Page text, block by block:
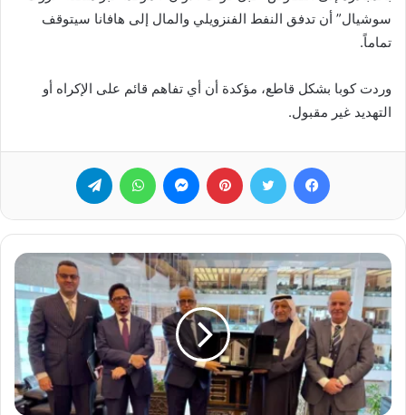
سوشيال” أن تدفق النفط الفنزويلي والمال إلى هافانا سيتوقف
تماماً.
وردت كوبا بشكل قاطع، مؤكدة أن أي تفاهم قائم على الإكراه أو
التهديد غير مقبول.
فيسبوك تويتر بينتيريست ماسنجر واتساب